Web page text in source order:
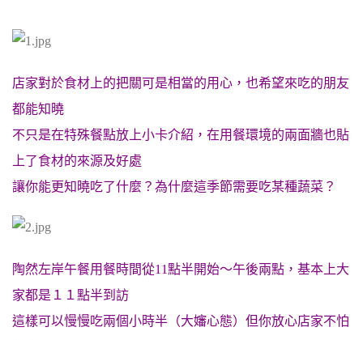
店家對於食材上的把關可是相當的用心，也希望來吃的朋友
都能知曉
不只是在特殊餐點放上小卡介紹，在用餐環境的兩面牆也貼
上了食材的來源及好處
讓你能更知曉吃了什麼？為什麼這季節需要吃某種蔬菜？
陶然左岸午餐用餐時間從11點半開始～午後兩點，基本上大
家都是１１點半到訪
這樣可以慢慢吃兩個小時半（大嬸心態）但你放心店家不怕